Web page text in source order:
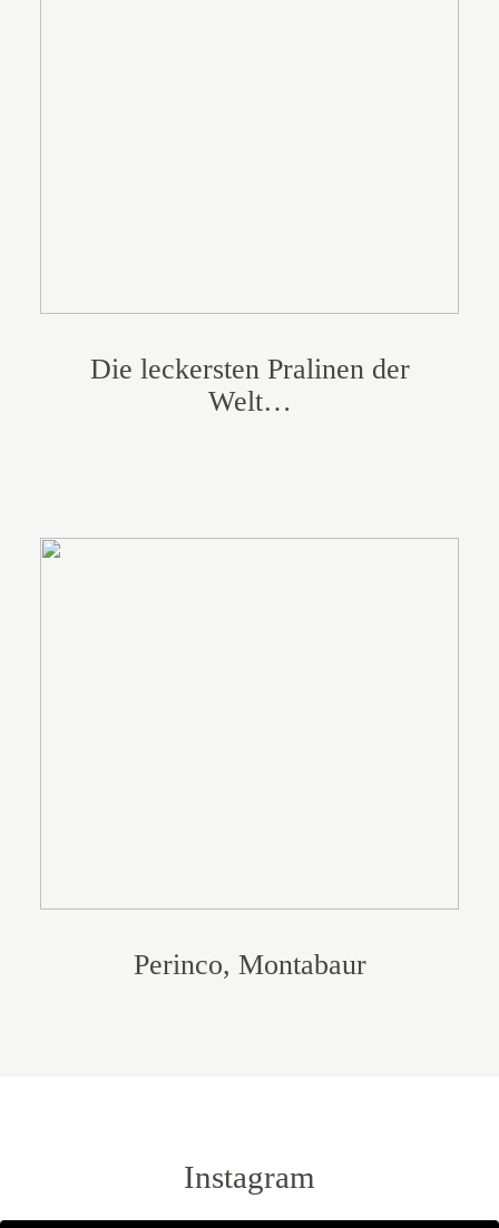
Die leckersten Pralinen der
Welt…
Perinco, Montabaur
Instagram